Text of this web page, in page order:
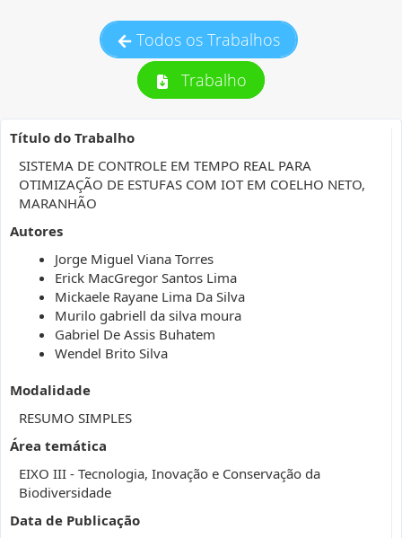
Todos os Trabalhos
Trabalho
Título do Trabalho
SISTEMA DE CONTROLE EM TEMPO REAL PARA
OTIMIZAÇÃO DE ESTUFAS COM IOT EM COELHO NETO,
MARANHÃO
Autores
Jorge Miguel Viana Torres
Erick MacGregor Santos Lima
Mickaele Rayane Lima Da Silva
Murilo gabriell da silva moura
Gabriel De Assis Buhatem
Wendel Brito Silva
Modalidade
RESUMO SIMPLES
Área temática
EIXO III - Tecnologia, Inovação e Conservação da
Biodiversidade
Data de Publicação